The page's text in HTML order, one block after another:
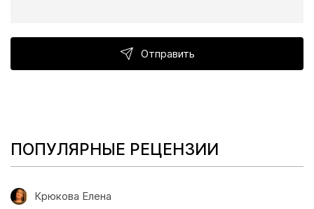
Отправить
ПОПУЛЯРНЫЕ РЕЦЕНЗИИ
Крюкова Елена